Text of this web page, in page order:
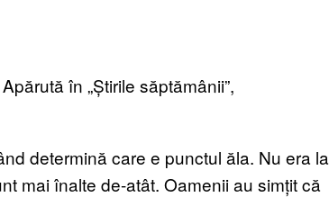
Apărută în „Știrile săptămânii”,
determină care e punctul ăla. Nu era la
mai înalte de-atât. Oamenii au simțit că